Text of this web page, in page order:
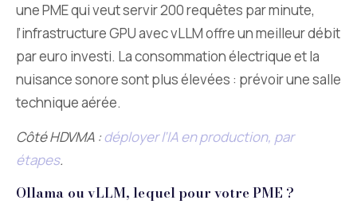
une PME qui veut servir 200 requêtes par minute,
l’infrastructure GPU avec vLLM offre un meilleur débit
par euro investi. La consommation électrique et la
nuisance sonore sont plus élevées : prévoir une salle
technique aérée.
Côté HDVMA :déployer l’IA en production, par
étapes.
Ollama ou vLLM, lequel pour votre PME ?